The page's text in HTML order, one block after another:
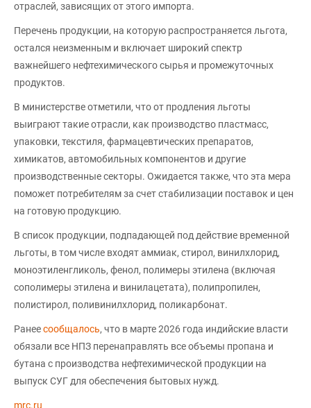
отраслей, зависящих от этого импорта.
Перечень продукции, на которую распространяется льгота,
остался неизменным и включает широкий спектр
важнейшего нефтехимического сырья и промежуточных
продуктов.
В министерстве отметили, что от продления льготы
выиграют такие отрасли, как производство пластмасс,
упаковки, текстиля, фармацевтических препаратов,
химикатов, автомобильных компонентов и другие
производственные секторы. Ожидается также, что эта мера
поможет потребителям за счет стабилизации поставок и цен
на готовую продукцию.
В список продукции, подпадающей под действие временной
льготы, в том числе входят аммиак, стирол, винилхлорид,
моноэтиленгликоль, фенол, полимеры этилена (включая
сополимеры этилена и винилацетата), полипропилен,
полистирол, поливинилхлорид, поликарбонат.
Ранеесообщалось, что в марте 2026 года индийские власти
обязали все НПЗ перенаправлять все объемы пропана и
бутана с производства нефтехимической продукции на
выпуск СУГ для обеспечения бытовых нужд.
mrc.ru